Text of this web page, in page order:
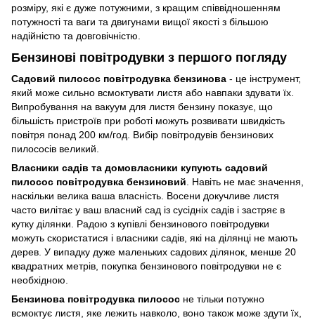
розміру, які є дуже потужними, з кращим співвідношенням
потужності та ваги та двигунами вищої якості з більшою
надійністю та довговічністю.
Бензинові повітродувки з першого погляду
Садовий пилосос повітродувка бензинова - це інструмент,
який може сильно всмоктувати листя або навпаки здувати їх.
Випробування на вакуум для листя бензину показує, що
більшість пристроїв при роботі можуть розвивати швидкість
повітря понад 200 км/год. Вибір повітродувів бензинових
пилососів великий.
Власники садів та домовласники купують садовий
пилосос повітродувка бензиновий . Навіть не має значення,
наскільки велика ваша власність. Восени докучливе листя
часто вилітає у ваш власний сад із сусідніх садів і застряє в
кутку ділянки. Радою з купівлі бензинового повітродувки
можуть скористатися і власники садів, які на ділянці не мають
дерев. У випадку дуже маленьких садових ділянок, менше 20
квадратних метрів, покупка бензинового повітродувки не є
необхідною.
Бензинова повітродувка пилосос не тільки потужно
всмоктує листя, яке лежить навколо, воно також може здути їх,